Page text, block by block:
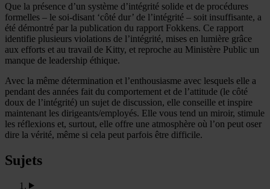
Que la présence d’un système d’intégrité solide et de procédures
formelles – le soi-disant ‘côté dur’ de l’intégrité – soit insuffisante, a
été démontré par la publication du rapport Fokkens. Ce rapport
identifie plusieurs violations de l’intégrité, mises en lumière grâce
aux efforts et au travail de Kitty, et reproche au Ministère Public un
manque de leadership éthique.
Avec la même détermination et l’enthousiasme avec lesquels elle a
pendant des années fait du comportement et de l’attitude (le côté
doux de l’intégrité) un sujet de discussion, elle conseille et inspire
maintenant les dirigeants/employés. Elle vous tend un miroir, stimule
les réflexions et, surtout, elle offre une atmosphère où l’on peut oser
dire la vérité, même si cela peut parfois être difficile.
Sujets